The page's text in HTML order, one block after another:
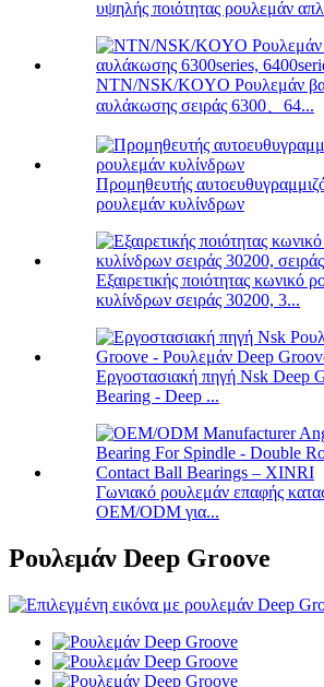
υψηλής ποιότητας ρουλεμάν
NTN/NSK/KOYO Ρουλεμάν
αυλάκωσης σειράς 6300、64...
Προμηθευτής
ρουλεμάν κυλίνδρων
Εξαιρετικής ποιότητας κωνικό
κυλίνδρων σειράς 30200, 3...
Εργοστασιακή πηγή Nsk Deep
Bearing - Deep ...
Γωνιακό ρουλεμάν επαφής
OEM/ODM για...
Ρουλεμάν Deep Groove